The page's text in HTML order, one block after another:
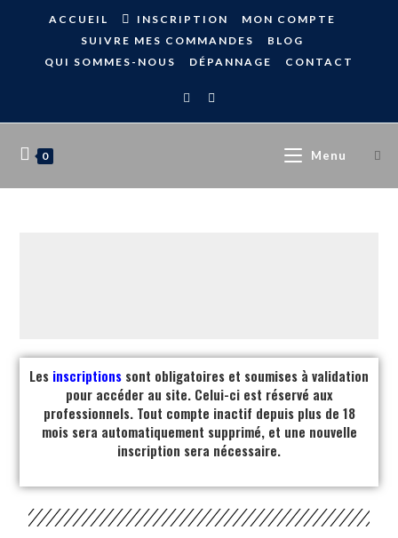
ACCUEIL INSCRIPTION
MON COMPTE
SUIVRE MES COMMANDES
BLOG
QUI SOMMES-NOUS
DÉPANNAGE CONTACT
0 Menu
Les inscriptions sont obligatoires et soumises à validation
pour accéder au site. Celui-ci est réservé aux
professionnels. Tout compte inactif depuis plus de 18
mois sera automatiquement supprimé, et une nouvelle
inscription sera nécessaire.